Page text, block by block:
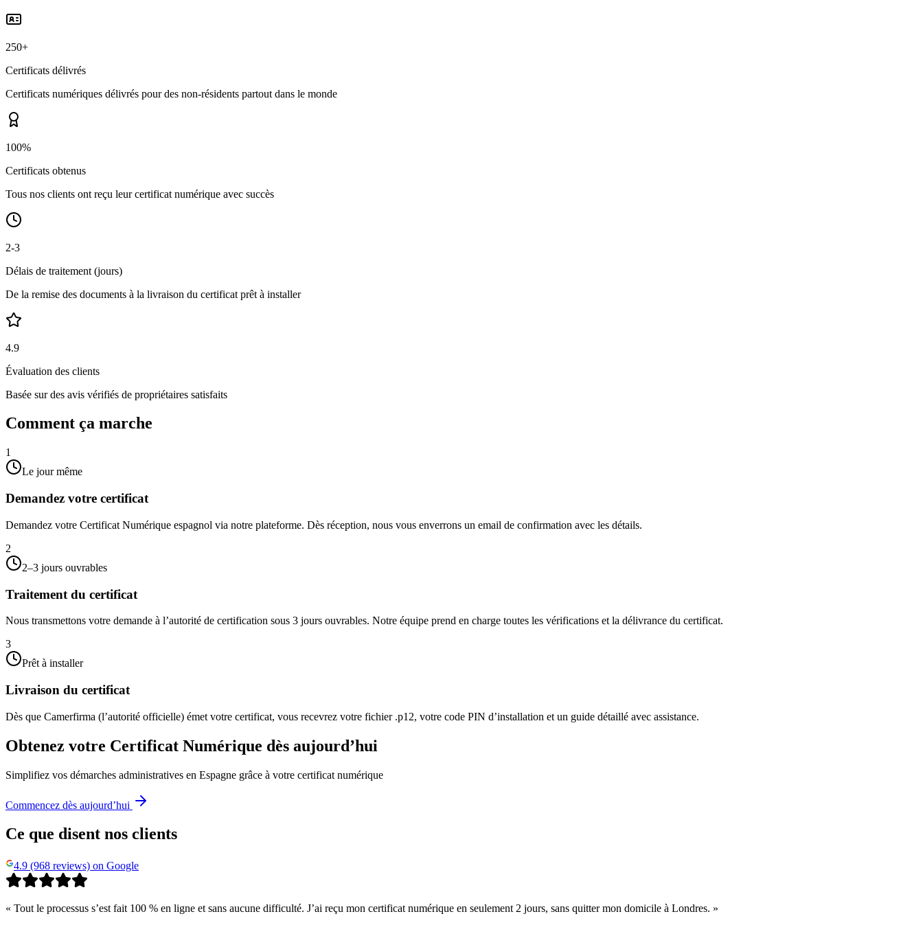
250+
Certificats délivrés
Certificats numériques délivrés pour des non-résidents partout dans le monde
100%
Certificats obtenus
Tous nos clients ont reçu leur certificat numérique avec succès
2-3
Délais de traitement (jours)
De la remise des documents à la livraison du certificat prêt à installer
4.9
Évaluation des clients
Basée sur des avis vérifiés de propriétaires satisfaits
Comment ça marche
1
Le jour même
Demandez votre certificat
Demandez votre Certificat Numérique espagnol via notre plateforme. Dès réception, nous vous enverrons un email de confirmation avec les détails.
2
2–3 jours ouvrables
Traitement du certificat
Nous transmettons votre demande à l’autorité de certification sous 3 jours ouvrables. Notre équipe prend en charge toutes les vérifications et la délivrance du certificat.
3
Prêt à installer
Livraison du certificat
Dès que Camerfirma (l’autorité officielle) émet votre certificat, vous recevrez votre fichier .p12, votre code PIN d’installation et un guide détaillé avec assistance.
Obtenez votre Certificat Numérique dès aujourd’hui
Simplifiez vos démarches administratives en Espagne grâce à votre certificat numérique
Commencez dès aujourd’hui
Ce que disent nos clients
4.9 (968 reviews) on Google
« Tout le processus s’est fait 100 % en ligne et sans aucune difficulté. J’ai reçu mon certificat numérique en seulement 2 jours, sans quitter mon domicile à Londres. »